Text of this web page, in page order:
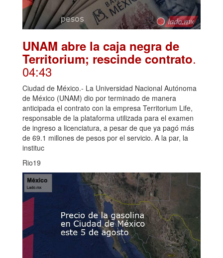
UNAM abre la caja negra de
Territorium; rescinde contrato.
04:43
Ciudad de México.- La Universidad Nacional Autónoma
de México (UNAM) dio por terminado de manera
anticipada el contrato con la empresa Territorium Life,
responsable de la plataforma utilizada para el examen
de ingreso a licenciatura, a pesar de que ya pagó más
de 69.1 millones de pesos por el servicio. A la par, la
instituc
Rio19